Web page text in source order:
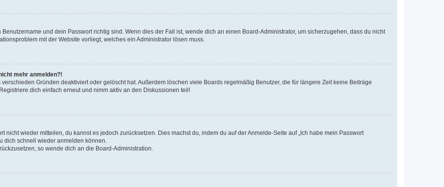
und dein Passwort richtig sind. Wenn dies der Fall ist, wende dich an einen Board-Administrator, um sicherzugehen, dass du nicht
mit der Website vorliegt, welches ein Administrator lösen muss.
mehr anmelden?!
Gründen deaktiviert oder gelöscht hat. Außerdem löschen viele Boards regelmäßig Benutzer, die für längere Zeit keine Beiträge
dich einfach erneut und nimm aktiv an den Diskussionen teil!
nicht wieder mitteilen, du kannst es jedoch zurücksetzen. Dies machst du, indem du auf der Anmelde-Seite auf „Ich habe mein Passwort
dich schnell wieder anmelden können.
so wende dich an die Board-Administration.